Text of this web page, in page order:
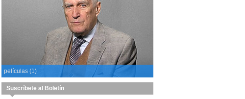
películas (1)
Suscríbete al Boletín